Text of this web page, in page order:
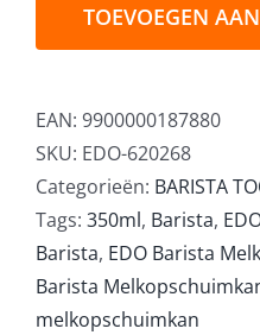
350ml
aantal
TOEVOEGEN
EAN: 9900000187880
SKU: EDO-620268
Categorieën: BARISTA
Tags: 350ml, Barista,
Barista, EDO Barista
Barista
melkopschuimkan